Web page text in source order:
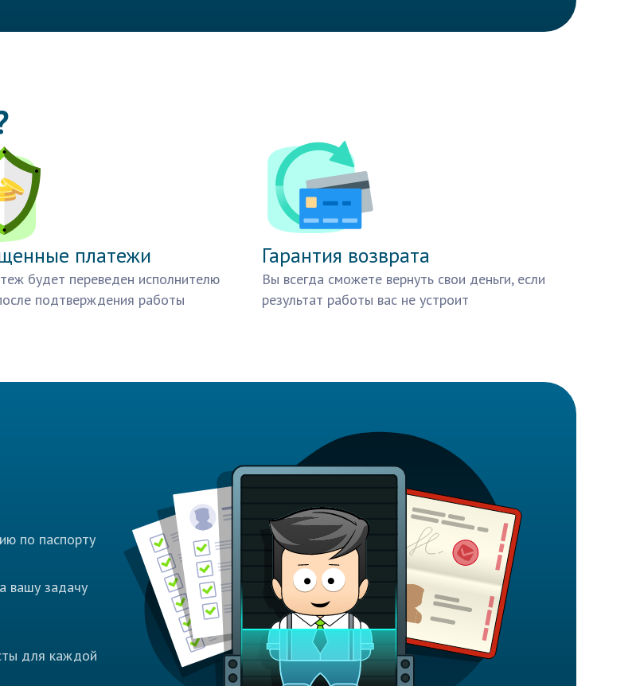
платежи
будет переведен исполнителю
подтверждения работы
Гарантия возврата
Вы всегда сможете вернуть свои деньги, если
результат работы вас не устроит
по паспорту
вашу задачу
для каждой